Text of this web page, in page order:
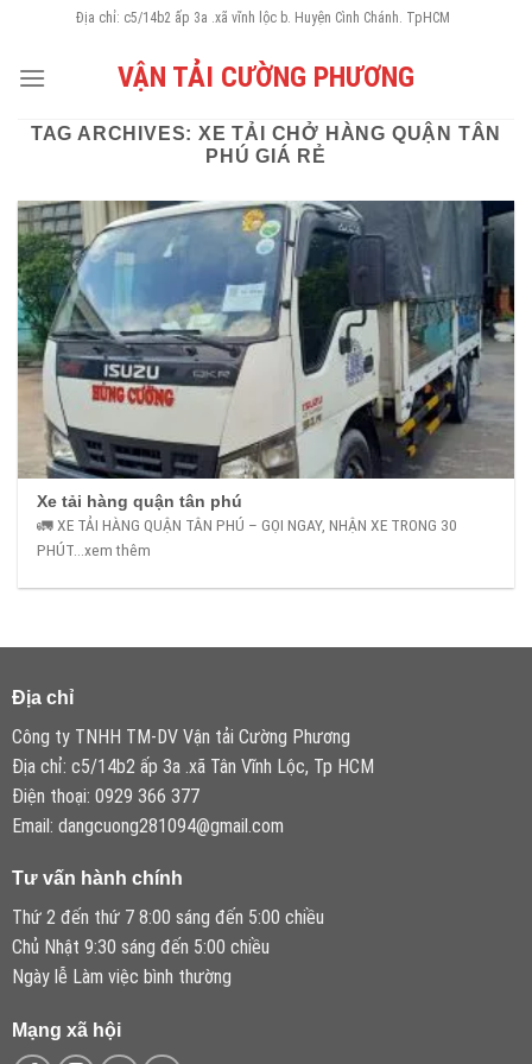
content
Địa chỉ: c5/14b2 ấp 3a .xã vĩnh lộc b. Huyện Cình Chánh. TpHCM
VẬN TẢI CƯỜNG PHƯƠNG
TAG ARCHIVES: XE TẢI CHỞ HÀNG QUẬN TÂN
PHÚ GIÁ RẺ
Xe tải hàng quận tân phú
🚛 XE TẢI HÀNG QUẬN TÂN PHÚ – GỌI NGAY, NHẬN XE TRONG 30
PHÚT...xem thêm
Địa chỉ
Công ty TNHH TM-DV Vận tải Cường Phương
Địa chỉ: c5/14b2 ấp 3a .xã Tân Vĩnh Lộc, Tp HCM
Điện thoại: 0929 366 377
Email: dangcuong281094@gmail.com
Tư vấn hành chính
Thứ 2 đến thứ 7 8:00 sáng đến 5:00 chiều
Chủ Nhật 9:30 sáng đến 5:00 chiều
Ngày lễ Làm việc bình thường
Mạng xã hội